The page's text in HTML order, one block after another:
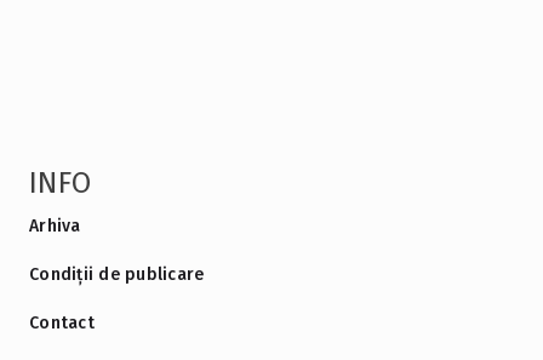
INFO
Arhiva
Condiții de publicare
Contact